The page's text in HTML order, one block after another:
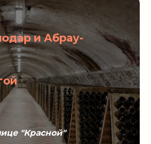
и Абрау-
"Красной"